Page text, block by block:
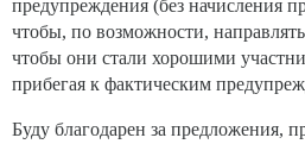
предупреждения (без начисления
чтобы, по возможности,
чтобы они стали хорошими
прибегая к фактическим
Буду благодарен за предложения,